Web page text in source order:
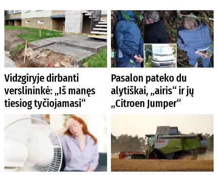
Vidzgiryje dirbanti
verslininkė: „Iš manęs
tiesiog tyčiojamasi“
Pasalon pateko du
alytiškai, „airis“ ir jų
„Citroen Jumper“